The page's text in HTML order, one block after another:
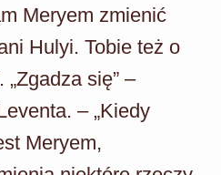
Meryem zmienić
Hulyi. Tobie też o
„Zgadza się” –
– „Kiedy
Meryem,